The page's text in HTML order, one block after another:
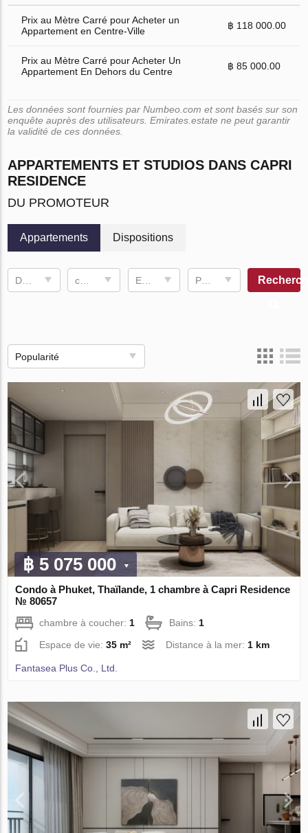
Prix au Mètre Carré pour Acheter un
Appartement en Centre-Ville
฿ 118 000.00
Prix au Mètre Carré pour Acheter Un
Appartement En Dehors du Centre
฿ 85 000.00
Les données sont fournies par Numbeo.com et sont basés sur son
enquête auprès des utilisateurs. Emirates.estate ne peut garantir
la validité de ces données.
APPARTEMENTS ET STUDIOS DANS CAPRI
RESIDENCE
DU PROMOTEUR
Appartements Dispositions
Espace de vie Prix, ฿
Popularité
฿ 5 075 000
Condo à Phuket, Thaïlande, 1 chambre à Capri Residence
№ 80657
chambre à coucher:1 Bains:1
Espace de vie:35 m² Distance à la mer:1 km
Fantasea Plus Co., Ltd.